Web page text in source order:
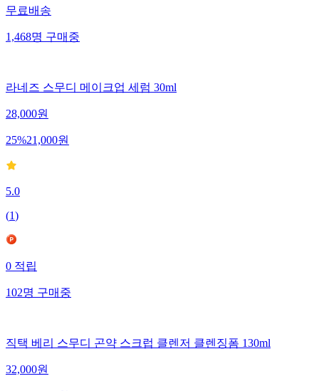
무료배송
1,468명 구매중
라네즈 스무디 메이크업 세럼 30ml
28,000원
25%21,000원
5.0
(1)
0적립
102명구매중
직택 베리 스무디 곤약 스크럽 클렌저 클렌징폼 130ml
32,000원